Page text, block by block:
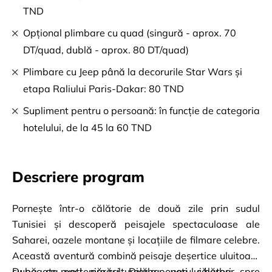
TND
Opțional plimbare cu quad (singură - aprox. 70
DT/quad, dublă - aprox. 80 DT/quad)
Plimbare cu Jeep până la decorurile Star Wars și
etapa Raliului Paris-Dakar: 80 TND
Supliment pentru o persoană: în funcție de categoria
hotelului, de la 45 la 60 TND
Descriere program
Pornește într-o călătorie de două zile prin sudul
Tunisiei și descoperă peisajele spectaculoase ale
Saharei, oazele montane și locațiile de filmare celebre.
Această aventură combină peisaje deșertice uluitoare